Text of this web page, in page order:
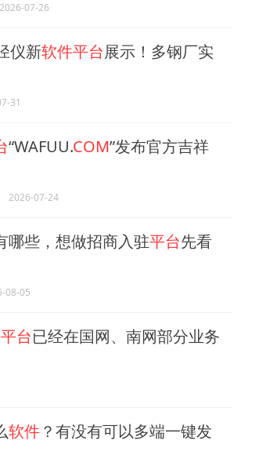
2026-07-26
仪新软件平台展示！多钢厂实
31
“WAFUU.COM”发布官方吉祥
2026-07-24
哪些，想做招商入驻平台先看
08-05
平台已经在国网、南网部分业务
软件？有没有可以多端一键发